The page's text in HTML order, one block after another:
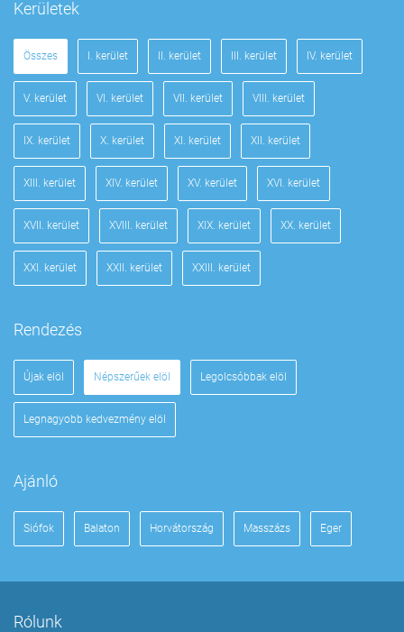
Kerületek
Összes I. kerület II. kerület III. kerület IV. kerület
V. kerület VI. kerület VII. kerület VIII. kerület
IX. kerület X. kerület XI. kerület XII. kerület
XIII. kerület XIV. kerület XV. kerület XVI. kerület
XVII. kerület XVIII. kerület XIX. kerület XX. kerület
XXI. kerület XXII. kerület XXIII. kerület
Rendezés
Újak elöl Népszerűek elöl Legolcsóbbak elöl
Legnagyobb kedvezmény elöl
Ajánló
Siófok Balaton Horvátország Masszázs Eger
Rólunk